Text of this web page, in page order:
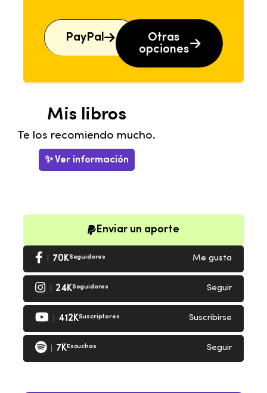
PayPal
Otras
opciones
Mis libros
Te los recomiendo mucho.
✨ Ver información
Enviar un aporte
70KSeguidores Me gusta
24KSeguidores Seguir
412KSuscriptores Suscribirse
7KEscuchas Seguir